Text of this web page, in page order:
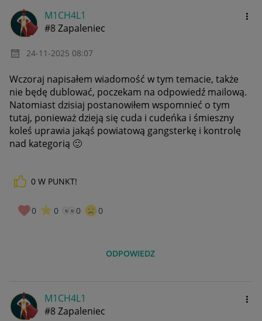
M1CH4L1
#8 Zapaleniec
‎24-11-2025 08:07
Wczoraj napisałem wiadomość w tym temacie, także
nie będę dublować, poczekam na odpowiedź mailową.
Natomiast dzisiaj postanowiłem wspomnieć o tym
tutaj, ponieważ dzieją się cuda i cudeńka i śmieszny
koleś uprawia jakąś powiatową gangsterkę i kontrolę
nad kategorią 🙂
0 W PUNKT!
0 0 0 0
ODPOWIEDZ
M1CH4L1
#8 Zapaleniec